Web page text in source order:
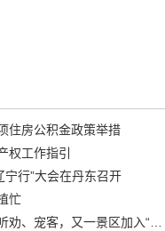
住房公积金政策举措
权工作指引
宁行”大会在丹东召开
忙
“38+1”！沈阳文旅听劝、宠客，又一景区加入“东北超”优惠名单！